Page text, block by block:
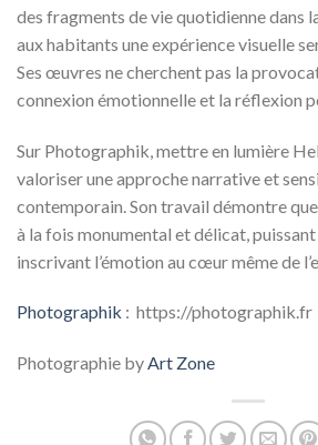
des fragments de vie quotidienne dans
aux habitants une expérience visuelle
Ses œuvres ne cherchent pas la
connexion émotionnelle et la réflexion
Sur Photographik, mettre en lumière
valoriser une approche narrative et
contemporain. Son travail démontre
à la fois monumental et délicat,
inscrivant l’émotion au cœur même de
Photographik : https://photographik.fr
Photographie byArt Zone